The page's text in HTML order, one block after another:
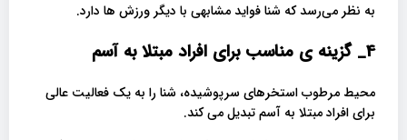
به نظر می‌رسد که شنا فواید مشابهی با دیگر ورزش ها دارد.
4_ گزینه ی مناسب برای افراد مبتلا به آسم
محیط مرطوب استخرهای سرپوشیده، شنا را به یک فعالیت عالی
برای افراد مبتلا به آسم تبدیل می کند.